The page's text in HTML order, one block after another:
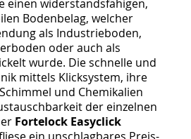
einen widerstandsfähigen,
Bodenbelag, welcher
als Industrieboden,
oder auch als
wurde. Die schnelle und
mittels Klicksystem, ihre
und Chemikalien
der einzelnen
Fortelock Easyclick